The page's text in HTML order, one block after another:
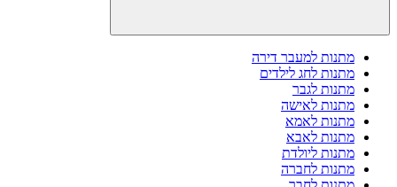
מתנות למעבר דירה
מתנות לחג לילדים
מתנות לגבר
מתנות לאישה
מתנות לאמא
מתנות לאבא
מתנות ליולדת
מתנות לחברה